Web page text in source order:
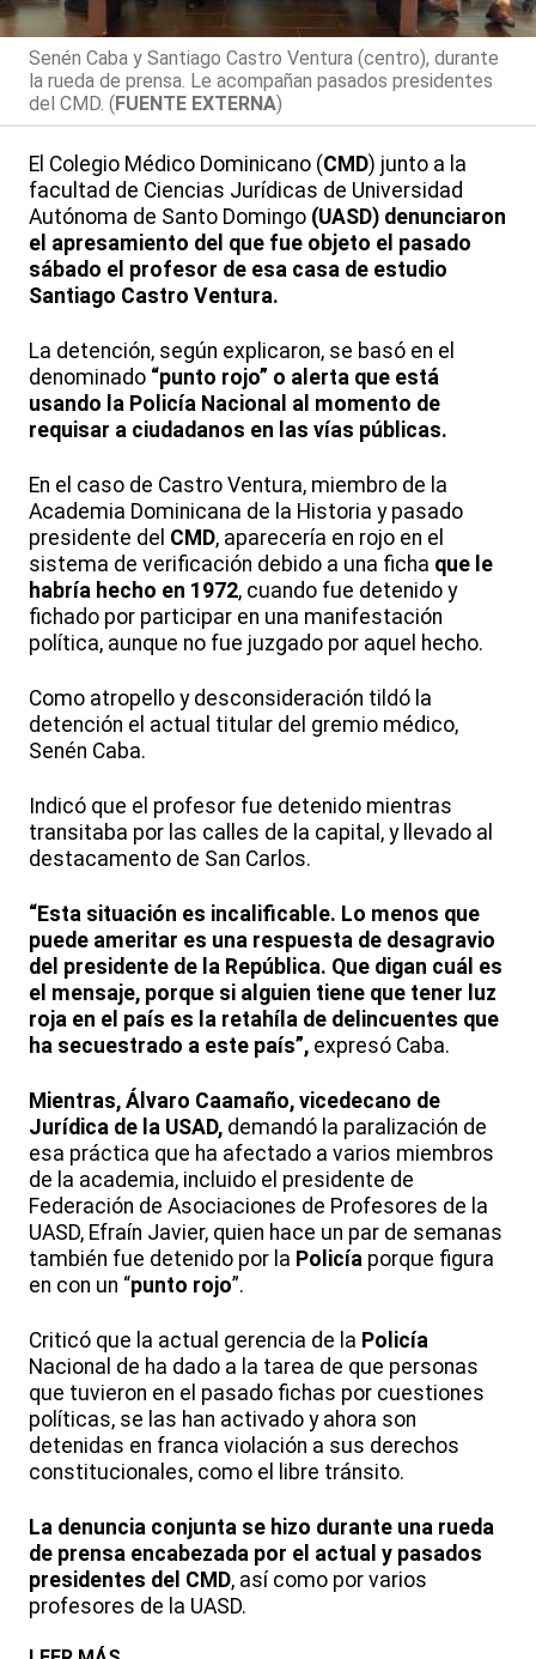
Senén Caba y Santiago Castro Ventura (centro), durante
la rueda de prensa. Le acompañan pasados presidentes
del CMD. (FUENTE EXTERNA)
El Colegio Médico Dominicano (CMD) junto a la
facultad de Ciencias Jurídicas de Universidad
Autónoma de Santo Domingo (UASD) denunciaron
el apresamiento del que fue objeto el pasado
sábado el profesor de esa casa de estudio
Santiago Castro Ventura.
La detención, según explicaron, se basó en el
denominado “punto rojo” o alerta que está
usando la Policía Nacional al momento de
requisar a ciudadanos en las vías públicas.
En el caso de Castro Ventura, miembro de la
Academia Dominicana de la Historia y pasado
presidente del CMD, aparecería en rojo en el
sistema de verificación debido a una ficha que le
habría hecho en 1972, cuando fue detenido y
fichado por participar en una manifestación
política, aunque no fue juzgado por aquel hecho.
Como atropello y desconsideración tildó la
detención el actual titular del gremio médico,
Senén Caba.
Indicó que el profesor fue detenido mientras
transitaba por las calles de la capital, y llevado al
destacamento de San Carlos.
“Esta situación es incalificable. Lo menos que
puede ameritar es una respuesta de desagravio
del presidente de la República. Que digan cuál es
el mensaje, porque si alguien tiene que tener luz
roja en el país es la retahíla de delincuentes que
ha secuestrado a este país”, expresó Caba.
Mientras, Álvaro Caamaño, vicedecano de
Jurídica de la USAD, demandó la paralización de
esa práctica que ha afectado a varios miembros
de la academia, incluido el presidente de
Federación de Asociaciones de Profesores de la
UASD, Efraín Javier, quien hace un par de semanas
también fue detenido por la Policía porque figura
en con un “punto rojo”.
Criticó que la actual gerencia de la Policía
Nacional de ha dado a la tarea de que personas
que tuvieron en el pasado fichas por cuestiones
políticas, se las han activado y ahora son
detenidas en franca violación a sus derechos
constitucionales, como el libre tránsito.
La denuncia conjunta se hizo durante una rueda
de prensa encabezada por el actual y pasados
presidentes del CMD, así como por varios
profesores de la UASD.